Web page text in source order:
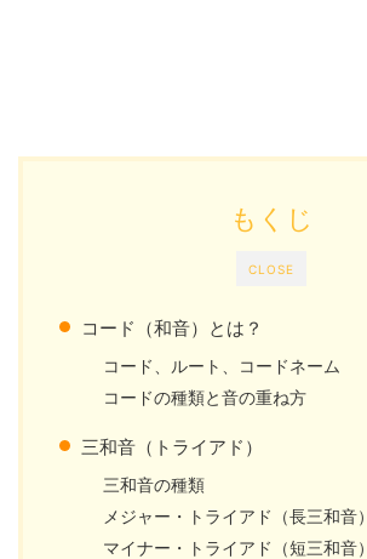
CLOSE
もくじ
コード（和音）とは？
コード、ルート、コードネーム
コードの種類と音の重ね方
三和音（トライアド）
三和音の種類
メジャー・トライアド（長三和音）
マイナー・トライアド（短三和音）